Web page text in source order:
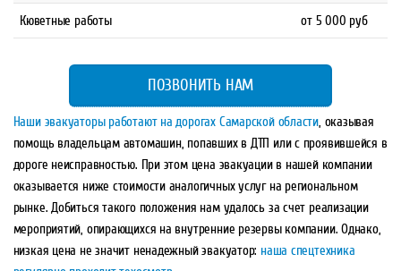
Кюветные работы от 5 000 руб
ПОЗВОНИТЬ НАМ
Наши эвакуаторы работают на дорогах Самарской области, оказывая
помощь владельцам автомашин, попавших в ДТП или с проявившейся в
дороге неисправностью. При этом цена эвакуации в нашей компании
оказывается ниже стоимости аналогичных услуг на региональном
рынке. Добиться такого положения нам удалось за счет реализации
мероприятий, опирающихся на внутренние резервы компании. Однако,
низкая цена не значит ненадежный эвакуатор: наша спецтехника